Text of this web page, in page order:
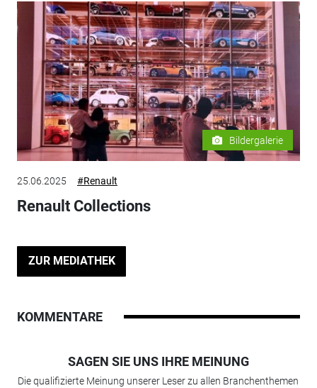
Bildergalerie
25.06.2025 #Renault
Renault Collections
ZUR MEDIATHEK
KOMMENTARE
SAGEN SIE UNS IHRE MEINUNG
Die qualifizierte Meinung unserer Leser zu allen Branchenthemen